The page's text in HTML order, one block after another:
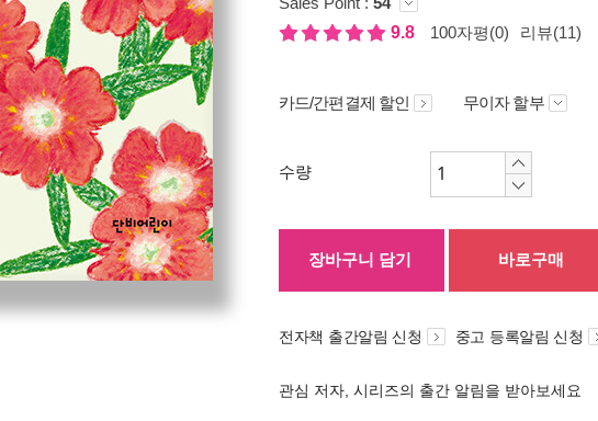
9.8
100자평(0) 리뷰(11)
카드/간편결제 할인 무이자 할부
수량
장바구니 담기 바로구매
전자책 출간알림 신청 중고 등록알림 신청
관심 저자, 시리즈의 출간 알림을 받아보세요